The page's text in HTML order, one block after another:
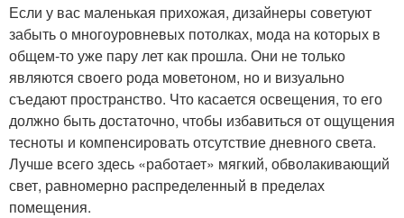
Если у вас маленькая прихожая, дизайнеры советуют
забыть о многоуровневых потолках, мода на которых в
общем-то уже пару лет как прошла. Они не только
являются своего рода моветоном, но и визуально
съедают пространство. Что касается освещения, то его
должно быть достаточно, чтобы избавиться от ощущения
тесноты и компенсировать отсутствие дневного света.
Лучше всего здесь «работает» мягкий, обволакивающий
свет, равномерно распределенный в пределах
помещения.